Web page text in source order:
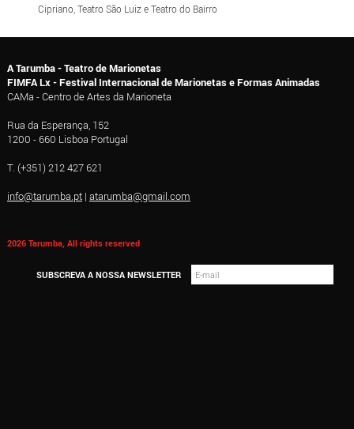
Cipriano, Teatro São Luiz e Teatro do Bairro
A Tarumba - Teatro de Marionetas
FIMFA Lx - Festival Internacional de Marionetas e Formas Animadas
CAMa - Centro de Artes da Marioneta
Rua da Esperança, 152
1200 - 660 Lisboa Portugal
T. (+351) 212 427 621
info@tarumba.pt| atarumba@gmail.com
2026 Tarumba, All rights reserved
SUBSCREVA A NOSSA NEWSLETTER